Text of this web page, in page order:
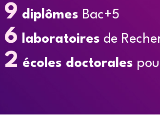
9 diplômes Bac+5
6 laboratoires de
2 écoles doctorales